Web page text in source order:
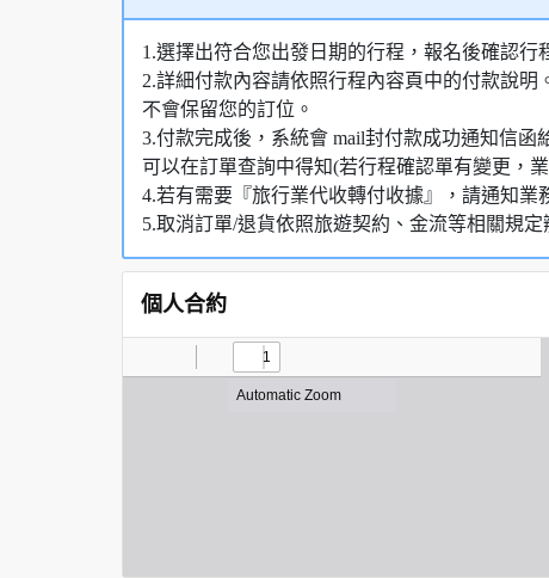
1.選擇出符合您出發日期的行程，報名後確認
2.詳細付款內容請依照行程內容頁中的付款說
不會保留您的訂位。
3.付款完成後，系統會 mail封付款成功通知信
可以在訂單查詢中得知(若行程確認單有變更，
4.若有需要『旅行業代收轉付收據』，請通知業
5.取消訂單/退貨依照旅遊契約、金流等相關規定
個人合約